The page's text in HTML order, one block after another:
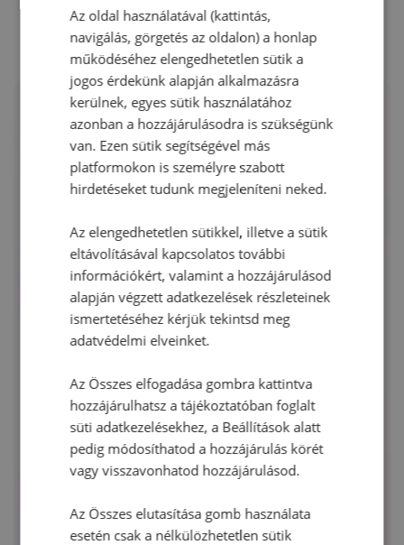
Az oldal használatával (kattintás,
navigálás, görgetés az oldalon) a honlap
működéséhez elengedhetetlen sütik a
jogos érdekünk alapján alkalmazásra
kerülnek, egyes sütik használatához
azonban a hozzájárulásodra is szükségünk
van. Ezen sütik segítségével más
platformokon is személyre szabott
hirdetéseket tudunk megjeleníteni neked.
Az elengedhetetlen sütikkel, illetve a sütik
eltávolításával kapcsolatos további
információkért, valamint a hozzájárulásod
alapján végzett adatkezelések részleteinek
ismertetéséhez kérjük tekintsd meg
adatvédelmi elveinket.
Az Összes elfogadása gombra kattintva
hozzájárulhatsz a tájékoztatóban foglalt
süti adatkezelésekhez, a Beállítások alatt
pedig módosíthatod a hozzájárulás körét
vagy visszavonhatod hozzájárulásod.
Az Összes elutasítása gomb használata
esetén csak a nélkülözhetetlen sütik